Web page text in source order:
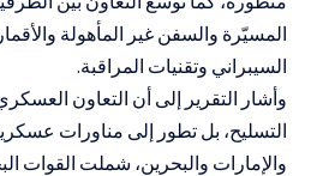
المسيّرة والسفن غير المأهولة
السيبراني وتقنيات المراقبة.
وأشار التقرير إلى أن التعاون
التسليح، بل تطور إلى مناورات
والإمارات والبحرين، شملت القوات